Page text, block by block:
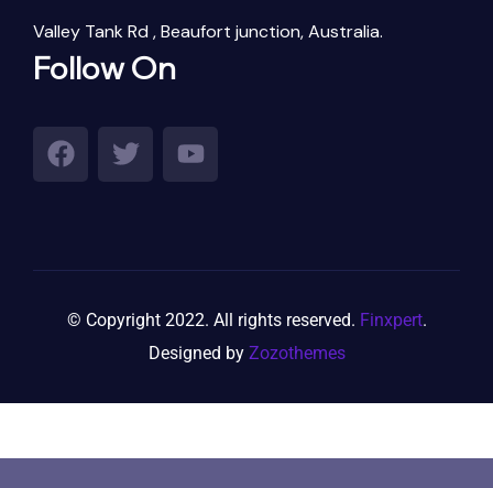
Valley Tank Rd , Beaufort junction, Australia.
Follow On
© Copyright 2022. All rights reserved. Finxpert.
Designed by Zozothemes